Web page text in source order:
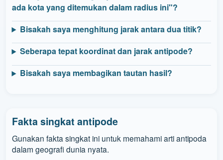
ada kota yang ditemukan dalam radius ini"?
Bisakah saya menghitung jarak antara dua titik?
Seberapa tepat koordinat dan jarak antipode?
Bisakah saya membagikan tautan hasil?
Fakta singkat antipode
Gunakan fakta singkat ini untuk memahami arti antipoda
dalam geografi dunia nyata.